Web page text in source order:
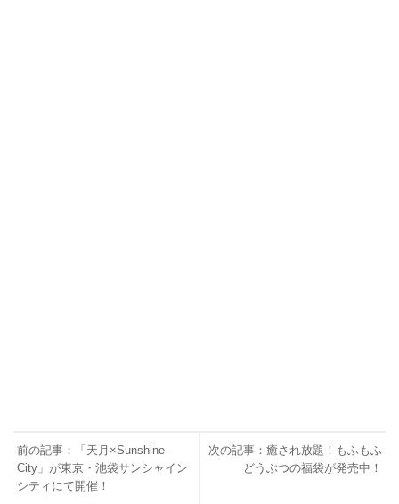
前の記事：「天月×Sunshine
City」が東京・池袋サンシャイン
シティにて開催！
次の記事：癒され放題！もふもふ
どうぶつの福袋が発売中！